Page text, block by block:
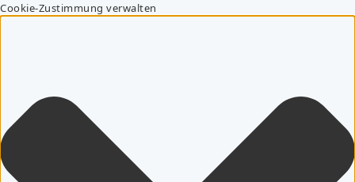
Cookie-Zustimmung verwalten